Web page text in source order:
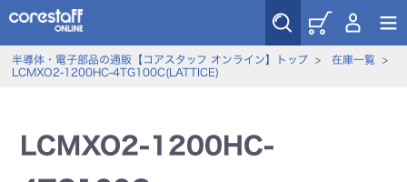
半導体・電子部品の通販【コアスタッフ オンライン】トップ> 在庫一覧>
LCMXO2-1200HC-4TG100C(LATTICE)
LCMXO2-1200HC-